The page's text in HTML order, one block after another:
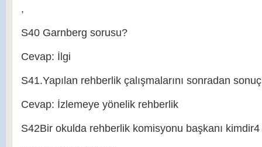
,
S40 Garnberg sorusu?
Cevap: İlgi
S41.Yapılan rehberlik çalışmalarını sonradan
Cevap: İzlemeye yönelik rehberlik
S42Bir okulda rehberlik komisyonu başkanı kimdir4